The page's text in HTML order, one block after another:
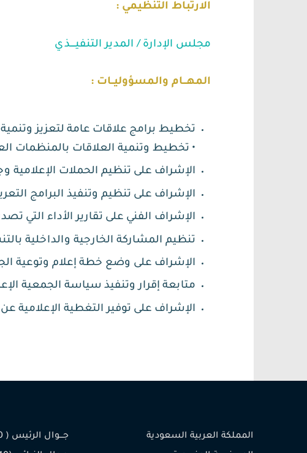
الارتباط التنظيمي :
مجلس الإدارة / المدير التنفيــــذي
المهـــام والمسؤوليــات :
تخطيط برامج علاقات عامة لتعزيز
• تخطيط وتنمية العلاقات بالمنظمات
الإشراف على تنظيم الحملات الإعلامية
الإشراف على تنظيم وتنفيذ البرامج
الإشراف الفني على تقارير الأداء التي
تنظيم المشاركة الخارجية والداخلية
الإشراف على وضع خطة إعلام وتوعية
متابعة إقرار وتنفيذ سياسة الجمعية
الإشراف على توفير التغطية الإعلامية
المملكة العربية السعودية
جـــوال الرئيس ( 0555513190)